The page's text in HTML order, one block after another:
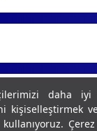
daha iyi
kişiselleştirmek
Çerez
Kontrol Et